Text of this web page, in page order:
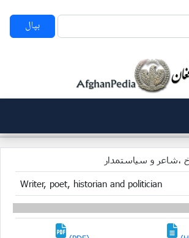
بپال
،شاعر و سیاستمدار
Writer, poet, historian and politician